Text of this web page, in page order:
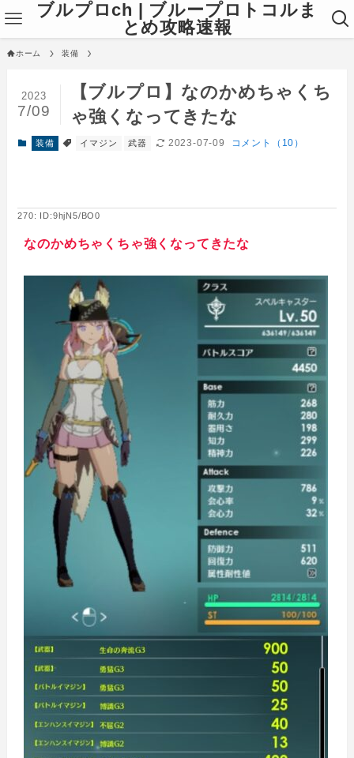
ブルプロch | ブループロトコルま
とめ攻略速報
ホーム 装備
【ブルプロ】なのかめちゃくち
ゃ強くなってきたな
2023
7/09
装備 イマジン 武器 2023-07-09 コメント（10）
270: ID:9hjN5/BO0
なのかめちゃくちゃ強くなってきたな